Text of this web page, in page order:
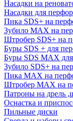
Насадки на
Насадки для
Пика SDS+ на
Зубило MAX на
Штробер SDS+ на
Буры SDS + для
Буры SDS MAX для
Зубило SDS+ на
Пика MAX на
Штробер MAX на
Патроны на дрель
Оснастка и
Пильные диски